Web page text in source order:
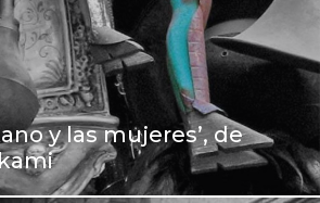
y las mujeres’, de